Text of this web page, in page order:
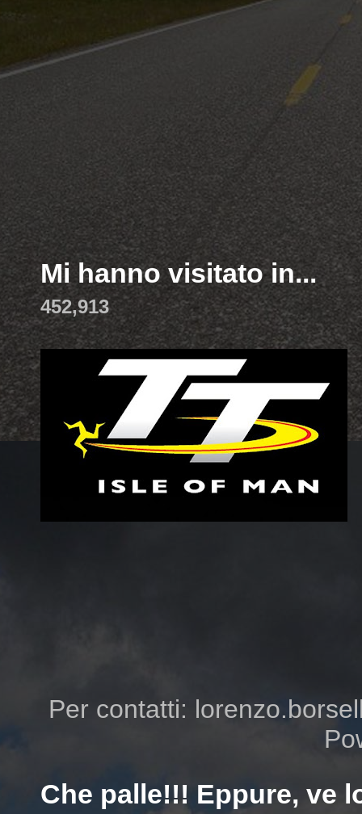
Mi hanno visitato in...
452,913
Per contatti:
Che palle!!! Eppure, ve